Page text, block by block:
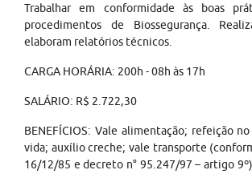
Trabalhar em conformidade às boas
procedimentos de Biossegurança.
elaboram relatórios técnicos.
CARGA HORÁRIA: 200h - 08h às 17h
SALÁRIO: R$ 2.722,30
BENEFÍCIOS: Vale alimentação; refeição
vida; auxílio creche; vale transporte
16/12/85 e decreto n° 95.247/97 – artigo